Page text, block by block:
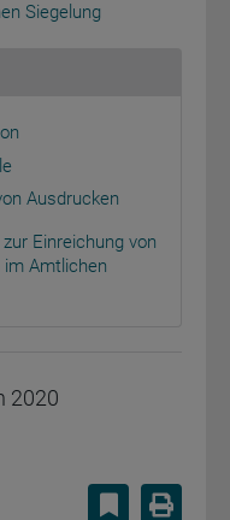
Siegelung
Ausdrucken
Einreichung von
Amtlichen
2020